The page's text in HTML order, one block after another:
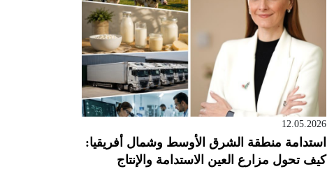
12.05.2026
استدامة منطقة الشرق الأوسط وشمال أفريقيا:
كيف تحول مزارع العين الاستدامة والإنتاج